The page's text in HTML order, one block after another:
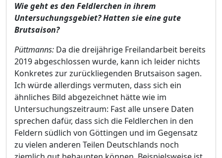
Wie geht es den Feldlerchen in ihrem
Untersuchungsgebiet? Hatten sie eine gute
Brutsaison?
Püttmanns: Da die dreijährige Freilandarbeit bereits
2019 abgeschlossen wurde, kann ich leider nichts
Konkretes zur zurückliegenden Brutsaison sagen.
Ich würde allerdings vermuten, dass sich ein
ähnliches Bild abgezeichnet hätte wie im
Untersuchungszeitraum: Fast alle unsere Daten
sprechen dafür, dass sich die Feldlerchen in den
Feldern südlich von Göttingen und im Gegensatz
zu vielen anderen Teilen Deutschlands noch